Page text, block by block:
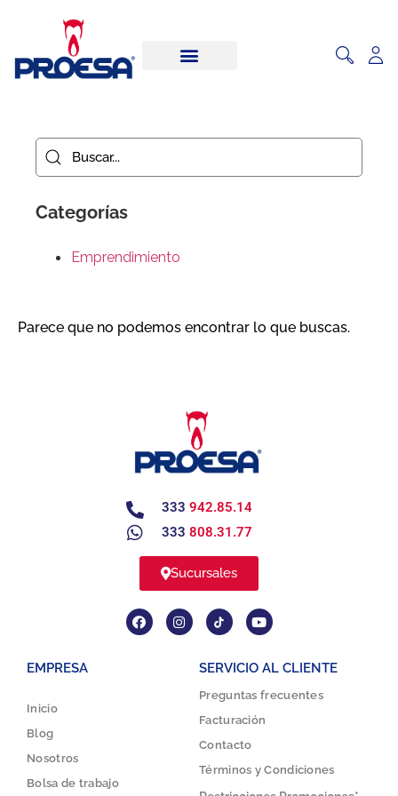
Categorías
Emprendimiento
Parece que no podemos encontrar lo que buscas.
333 942.85.14
333 808.31.77
Sucursales
EMPRESA
Inicio
Blog
Nosotros
Bolsa de trabajo
SERVICIO AL CLIENTE
Preguntas frecuentes
Facturación
Contacto
Términos y Condiciones